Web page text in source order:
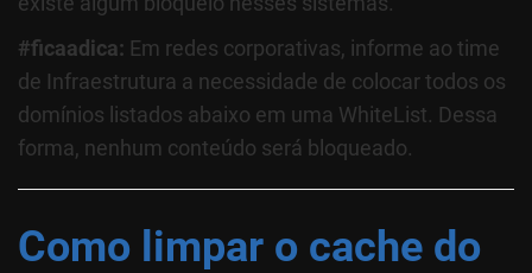
#ficaadica: Em redes corporativas, informe ao time
de Infraestrutura a necessidade de colocar todos os
domínios listados abaixo em uma WhiteList. Dessa
forma, nenhum conteúdo será bloqueado.
Como limpar o cache do